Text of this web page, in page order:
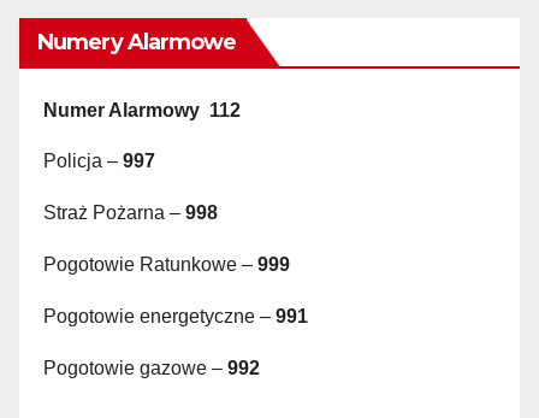
Numery Alarmowe
Numer Alarmowy 112
Policja – 997
Straż Pożarna – 998
Pogotowie Ratunkowe – 999
Pogotowie energetyczne – 991
Pogotowie gazowe – 992